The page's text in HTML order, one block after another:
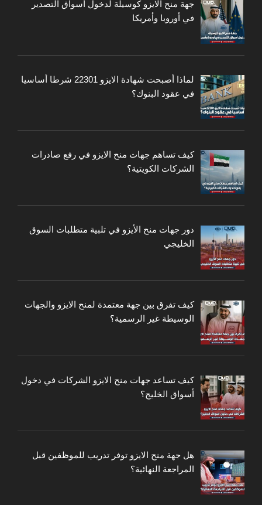
جهة منح الايزو كوسيلة لدخول أسواق التصدير
في أوروبا وأمريكا
لماذا أصبحت شهادة الايزو 22301 شرطا أساسيا
في عقود البنوك؟
كيف تساهم جهات منح الايزو في رفع صادرات
الشركات الكويتية؟
دور جهات منح الأيزو في تلبية متطلبات السوق
الخليجي
كيف تفرق بين جهة معتمدة لمنح الايزو والجهات
الوسيطة غير الرسمية؟
كيف تساعد جهات منح الايزو الشركات في دخول
أسواق الخليج؟
هل جهة منح الايزو توفر تدريب للموظفين قبل
المراجعة النهائية؟